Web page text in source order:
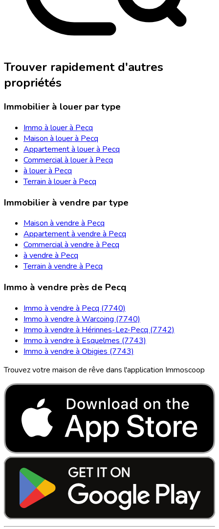
Trouver rapidement d'autres
propriétés
Immobilier à louer par type
Immo à louer à Pecq
Maison à louer à Pecq
Appartement à louer à Pecq
Commercial à louer à Pecq
à louer à Pecq
Terrain à louer à Pecq
Immobilier à vendre par type
Maison à vendre à Pecq
Appartement à vendre à Pecq
Commercial à vendre à Pecq
à vendre à Pecq
Terrain à vendre à Pecq
Immo à vendre près de Pecq
Immo à vendre à Pecq (7740)
Immo à vendre à Warcoing (7740)
Immo à vendre à Hérinnes-Lez-Pecq (7742)
Immo à vendre à Esquelmes (7743)
Immo à vendre à Obigies (7743)
Trouvez votre maison de rêve dans l'application Immoscoop